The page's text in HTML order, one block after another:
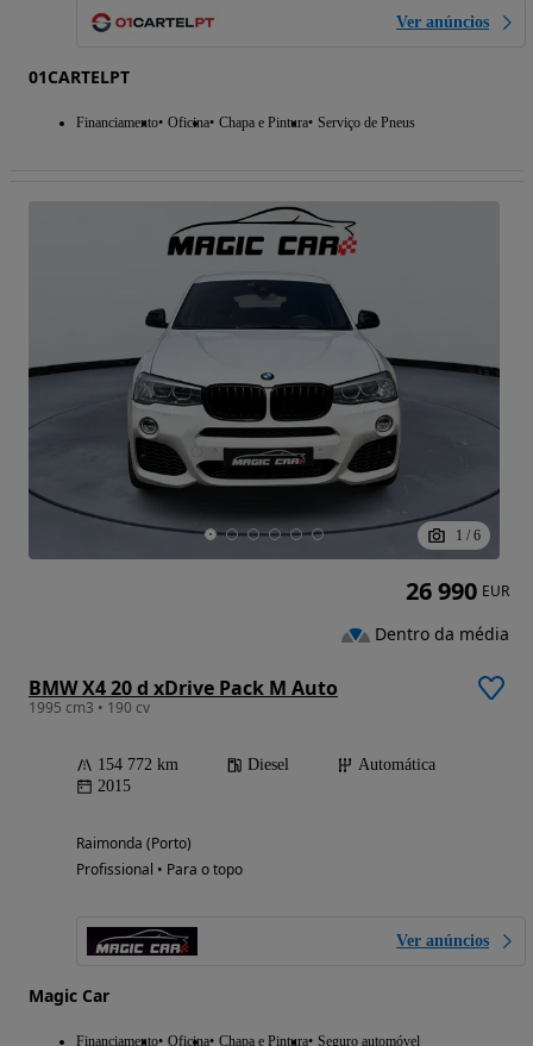
Ver anúncios
01CARTELPT
Financiamento Oficina Chapa e Pintura Serviço de Pneus
1 / 6
BMW X4 20 d xDrive Pack M Auto
1995 cm3 • 190 cv
154 772 km Diesel
Automática
2015
Raimonda (Porto)
Profissional • Para o topo
Ver anúncios
Magic Car
Financiamento Oficina Chapa e Pintura Seguro automóvel
26 990 EUR
Dentro da média